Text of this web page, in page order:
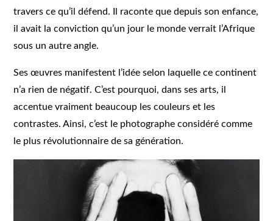
travers ce qu’il défend. Il raconte que depuis son enfance,
il avait la conviction qu’un jour le monde verrait l’Afrique
sous un autre angle.
Ses œuvres manifestent l’idée selon laquelle ce continent
n’a rien de négatif. C’est pourquoi, dans ses arts, il
accentue vraiment beaucoup les couleurs et les
contrastes. Ainsi, c’est le photographe considéré comme
le plus révolutionnaire de sa génération.